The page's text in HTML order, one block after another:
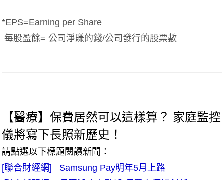
*EPS=Earning per Share
每股盈餘= 公司淨賺的錢/公司發行的股票數
【醫療】保費居然可以這樣算？ 家庭監控
儀將寫下長照新歷史！
請點選以下標題閱讀新聞：
[聯合財經網] Samsung Pay明年5月上路